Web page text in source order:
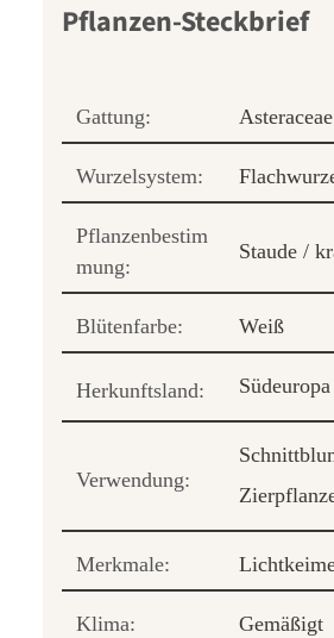
Pflanzen-Steckbrief
Gattung: Asteraceae
Wurzelsystem:
Pflanzenbestim
mung:
Staude /
Blütenfarbe: Weiß
Herkunftsland: Südeuropa
Verwendung:
Merkmale:
Klima: Gemäßigt